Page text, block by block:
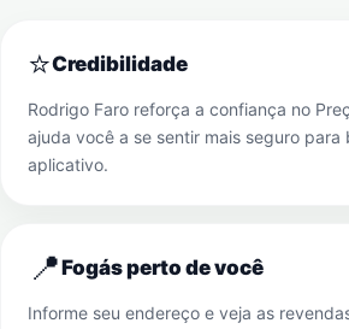
⭐Credibilidade
Rodrigo Faro reforça a confiança no
ajuda você a se sentir mais seguro para
aplicativo.
📍Fogás perto de você
Informe seu endereço e veja as